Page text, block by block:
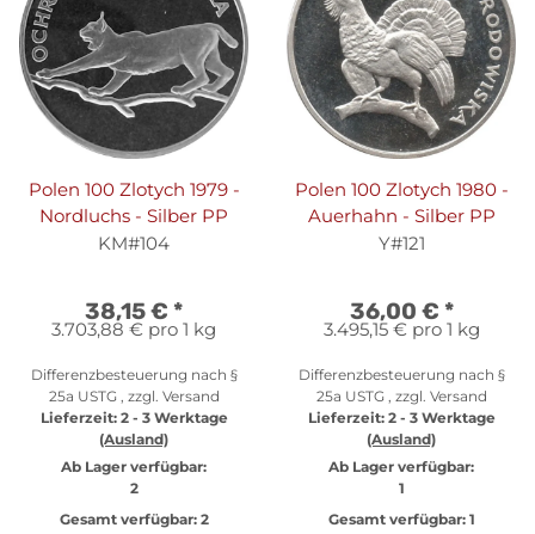
Polen 100 Zlotych 1979 -
Nordluchs - Silber PP
KM#104
38,15 € *
3.703,88 € pro 1 kg
Differenzbesteuerung nach §
25a USTG , zzgl. Versand
Lieferzeit: 2 - 3 Werktage
(Ausland)
Ab Lager verfügbar:
2
Gesamt verfügbar:2
Polen 100 Zlotych 1980 -
Auerhahn - Silber PP
Y#121
36,00 € *
3.495,15 € pro 1 kg
Differenzbesteuerung nach §
25a USTG , zzgl. Versand
Lieferzeit: 2 - 3 Werktage
(Ausland)
Ab Lager verfügbar:
1
Gesamt verfügbar:1